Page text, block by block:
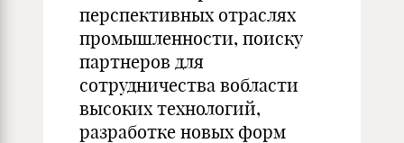
перспективных отраслях
промышленности, поиску
партнеров для
сотрудничества вобласти
высоких технологий,
разработке новых форм